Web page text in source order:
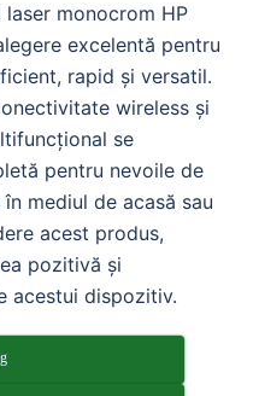
monocrom HP
excelentă pentru
rapid și versatil.
wireless și
se
pentru nevoile de
mediul de acasă sau
acest produs,
pozitivă și
acestui dispozitiv.